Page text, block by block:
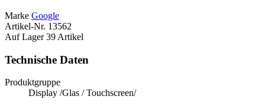
Marke Google
Artikel-Nr. 13562
Auf Lager 39 Artikel
Technische Daten
Produktgruppe
Display /Glas / Touchscreen/